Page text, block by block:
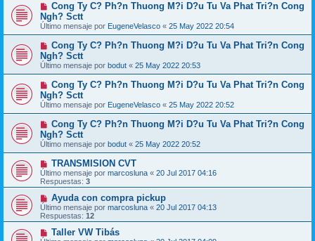
Cong Ty C? Ph?n Thuong M?i D?u Tu Va Phat Tri?n Cong
Ngh? Sctt
Último mensaje por EugeneVelasco « 25 May 2022 20:54
Cong Ty C? Ph?n Thuong M?i D?u Tu Va Phat Tri?n Cong
Ngh? Sctt
Último mensaje por bodut « 25 May 2022 20:53
Cong Ty C? Ph?n Thuong M?i D?u Tu Va Phat Tri?n Cong
Ngh? Sctt
Último mensaje por EugeneVelasco « 25 May 2022 20:52
Cong Ty C? Ph?n Thuong M?i D?u Tu Va Phat Tri?n Cong
Ngh? Sctt
Último mensaje por bodut « 25 May 2022 20:52
TRANSMISION CVT
Último mensaje por marcosluna « 20 Jul 2017 04:16
Respuestas: 3
Ayuda con compra pickup
Último mensaje por marcosluna « 20 Jul 2017 04:13
Respuestas: 12
Taller VW Tibás